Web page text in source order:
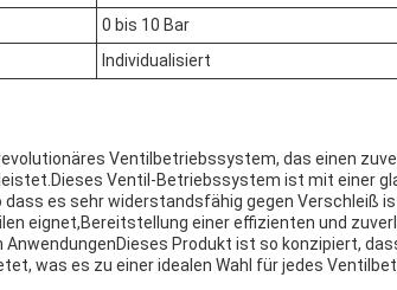
0 bis 10 Bar
Individualisiert
Ventilbetriebssystem, das einen
Ventil-Betriebssystem ist mit einer
es sehr widerstandsfähig gegen Verschleiß
eignet,Bereitstellung einer effizienten und
Produkt ist so konzipiert,
was es zu einer idealen Wahl für jedes